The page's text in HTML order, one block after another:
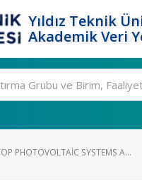
Yıldız Teknik
Akademik Veri
PHOTOVOLTAIC SYSTEMS A...